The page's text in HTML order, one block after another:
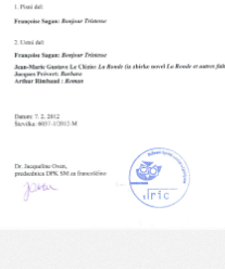
1. Pisni del:
Frangoise Sagan: Bonjour Tristesse
2. Ustni del:
Frangoise Sagan: Bonjour Tristesse
Jean-Marie Gustave Le Cl6zio: La Ronde (tz zbirke novel La Ronde et uutres
Jacques
Pr6vert: Barbara
Arthur Rimbaud : Roman
Datum: 7.2.2012
Stevilka: 6037 -I 12012-l./r
Dr. Jacqueline Oven,
predsednica DPK SM za franco5dino